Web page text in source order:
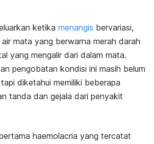
ketika menangis bervariasi,
mata yang berwarna merah darah
yang mengalir dari dalam mata.
pengobatan kondisi ini masih belum
diketahui memiliki beberapa
tanda dan gejala dari penyakit
haemolacria yang tercatat